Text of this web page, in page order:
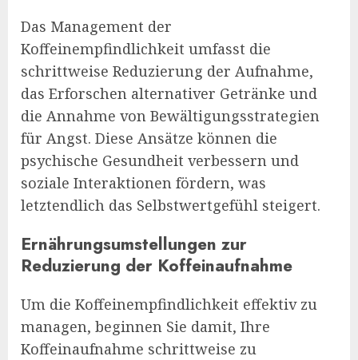
Das Management der
Koffeinempfindlichkeit umfasst die
schrittweise Reduzierung der Aufnahme,
das Erforschen alternativer Getränke und
die Annahme von Bewältigungsstrategien
für Angst. Diese Ansätze können die
psychische Gesundheit verbessern und
soziale Interaktionen fördern, was
letztendlich das Selbstwertgefühl steigert.
Ernährungsumstellungen zur
Reduzierung der Koffeinaufnahme
Um die Koffeinempfindlichkeit effektiv zu
managen, beginnen Sie damit, Ihre
Koffeinaufnahme schrittweise zu